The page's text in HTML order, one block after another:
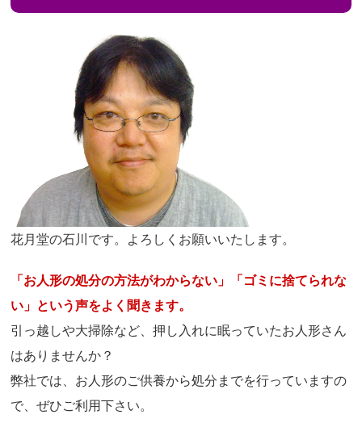
花月堂の石川です。よろしくお願いいたします。
「お人形の処分の方法がわからない」「ゴミに捨てられな
い」という声をよく聞きます。
引っ越しや大掃除など、押し入れに眠っていたお人形さん
はありませんか？
弊社では、お人形のご供養から処分までを行っていますの
で、ぜひご利用下さい。